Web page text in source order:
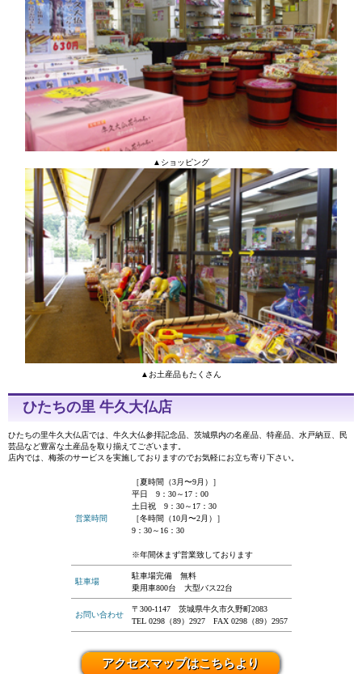
▲ショッピング
▲お土産品もたくさん
ひたちの里 牛久大仏店
ひたちの里牛久大仏店では、牛久大仏参拝記念品、茨城県内の名産品、特産品、水戸納豆、民
芸品など豊富な土産品を取り揃えてございます。
店内では、梅茶のサービスを実施しておりますのでお気軽にお立ち寄り下さい。
営業時間
［夏時間（3月〜9月）］
平日 9：30～17：00
土日祝 9：30～17：30
［冬時間（10月〜2月）］
9：30～16：30
※年間休まず営業致しております
駐車場
駐車場完備 無料
乗用車800台 大型バス22台
お問い合わせ
〒300-1147 茨城県牛久市久野町2083
TEL 0298（89）2927 FAX 0298（89）2957
アクセスマップはこちらより